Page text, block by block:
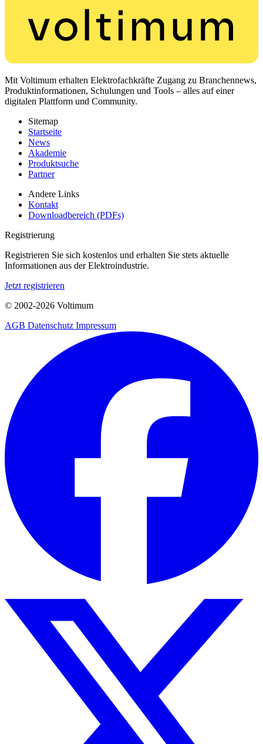
Mit Voltimum erhalten Elektrofachkräfte Zugang zu Branchennews,
Produktinformationen, Schulungen und Tools – alles auf einer
digitalen Plattform und Community.
Sitemap
Startseite
News
Akademie
Produktsuche
Partner
Andere Links
Kontakt
Downloadbereich (PDFs)
Registrierung
Registrieren Sie sich kostenlos und erhalten Sie stets aktuelle
Informationen aus der Elektroindustrie.
Jetzt registrieren
© 2002-2026 Voltimum
AGB Datenschutz Impressum